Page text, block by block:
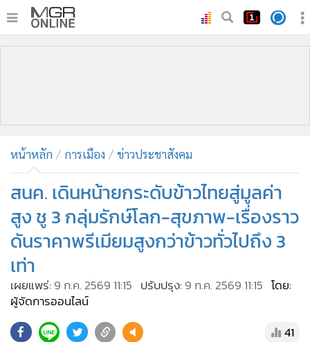
• บันเทิง
ผู้จัดการรายวัน
• คอลัมนิสต์
• ละคร
• CbizReview
• Cyber BIZ
• ผู้จัดกวน
•
• Green Innovation & SD
หน้าหลัก การเมือง ข่าวประชาสังคม
สนค. เดินหน้ายกระดับข้าวไทยสู่มูลค่า
สูง ชู 3 กลุ่มรักษ์โลก-สุขภาพ-เรื่องราว
ดันราคาพรีเมียมสูงกว่าข้าวทั่วไปถึง 3
เท่า
เผยแพร่: 9 ก.ค. 2569 11:15 ปรับปรุง: 9 ก.ค. 2569 11:15 โดย:
ผู้จัดการออนไลน์
41